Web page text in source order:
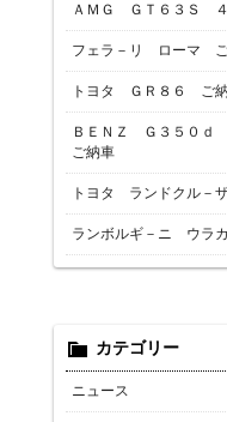
ＡＭＧ ＧＴ６３Ｓ
フェラ－リ ローマ
トヨタ ＧＲ８６ ご
ＢＥＮＺ Ｇ３５０
ご納車
トヨタ ランドクル－
ランボルギ－ニ ウラ
カテゴリー
ニュース